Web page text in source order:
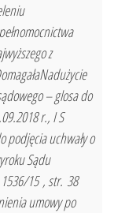
z
– glosa do
r., I S
podjęcia uchwały o
Sądu
1536/15 , str. 38
umowy po